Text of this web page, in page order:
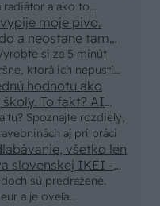
radiátor a ako to
idú okolo 100
si za 5 minút
ktorá ich nepustí
moje pivo.
a neostane tam
moc efektivne.
Spoznajte rozdiely,
aj pri práci
hodnotu ako
AI
schnutia tak 15
A rozdiel
sú predražené.
a je oveľa
všetko len
slovenskej IKEI -
veľa námahy s
No lepšie než